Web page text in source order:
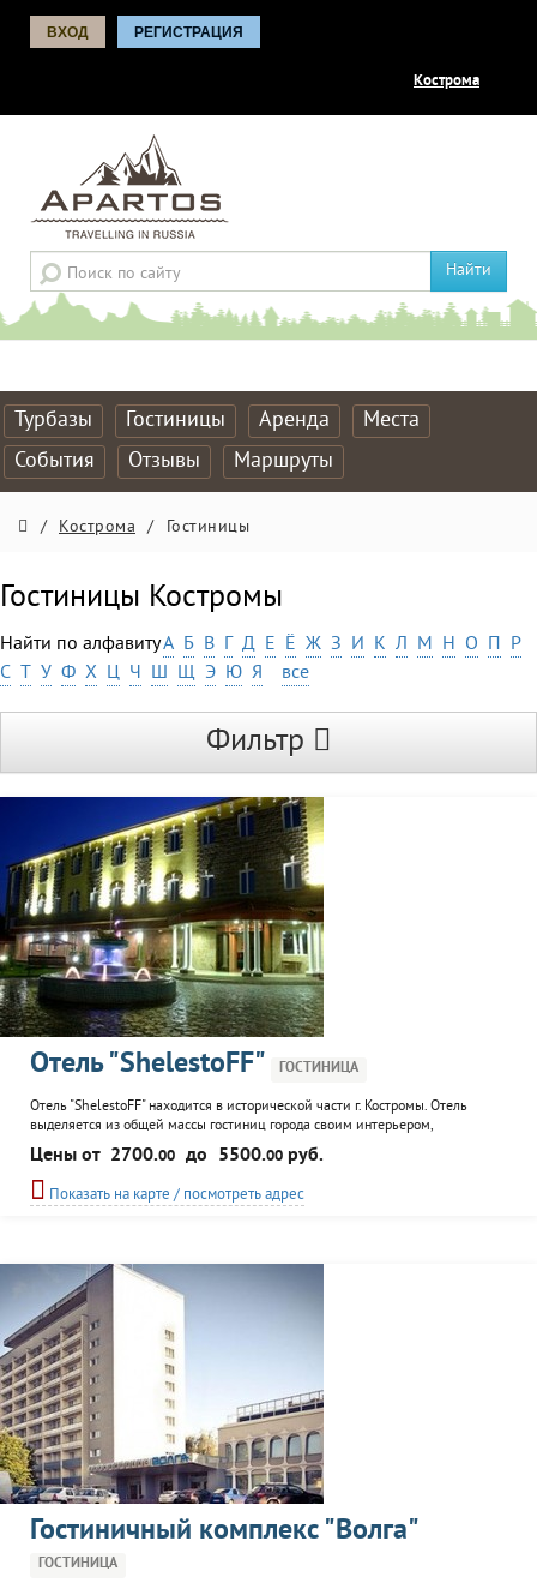
ВХОД РЕГИСТРАЦИЯ
Кострома
Найти
Турбазы Гостиницы Аренда
Места
События
Отзывы Маршруты
/ Кострома / Гостиницы
Гостиницы Костромы
Найти по алфавитуА Б В Г Д Е Ё Ж З И К Л М Н О П Р
С Т У Ф Х Ц Ч Ш Щ Э Ю Я все
Фильтр
Отель "ShelestoFF" ГОСТИНИЦА
Отель "ShelestoFF" находится в исторической части г. Костромы. Отель
выделяется из общей массы гостиниц города своим интерьером,
выполненным в европейском стиле, и высоким классом обслуживания.
Посетителям отеля предлагаются комфортабельные номера. К услугам
гостей: сауна, ресторан, экскурсионное сопровождение, кальян, услуги
переводчика, конференц-зал, прогулки на теплоходе, возможна...
Цены от 2700.00 до 5500.00 руб.
Показать на карте / посмотреть адрес
Гостиничный комплекс "Волга"
ГОСТИНИЦА